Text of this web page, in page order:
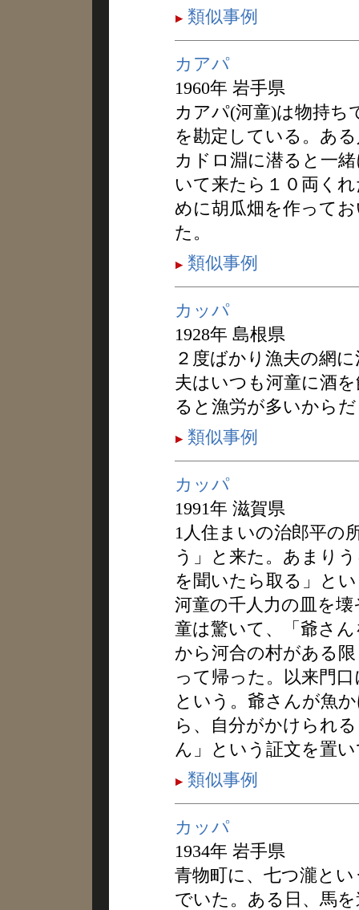
類似事例
カアパ
1960年 岩手県
カアパ(河童)は物持ち
を勘定している。あ
カドロ淵に潜ると一
いて来たら１０両く
めに胡瓜畑を作って
た。
類似事例
カッパ
1928年 島根県
２度ばかり漁夫の網
夫はいつも河童に酒
ると漁労が多いから
類似事例
カッパ
1991年 滋賀県
1人住まいの治郎平の
う」と来た。あまり
を聞いたら取る」と
河童の千人力の皿を
童は驚いて、「爺さ
から河合の村がある
って帰った。以来門
という。爺さんが魚
ら、自分がかけられ
ん」という証文を置
類似事例
カッパ
1934年 岩手県
青物町に、七つ瀧と
でいた。ある日、馬